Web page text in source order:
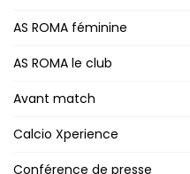
AS ROMA féminine
AS ROMA le club
Avant match
Calcio Xperience
Conférence de presse